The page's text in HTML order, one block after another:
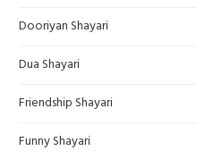
Dooriyan Shayari
Dua Shayari
Friendship Shayari
Funny Shayari